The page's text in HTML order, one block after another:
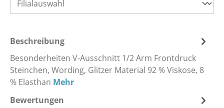
Beschreibung
Besonderheiten V-Ausschnitt 1/2 Arm Frontdruck
Steinchen, Wording, Glitzer Material 92 % Viskose, 8
% Elasthan Mehr
Bewertungen